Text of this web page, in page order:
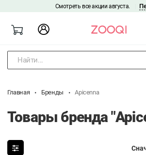
Смотреть все акции августа.
Найти...
Главная Бренды Apicenna
Товары бренда